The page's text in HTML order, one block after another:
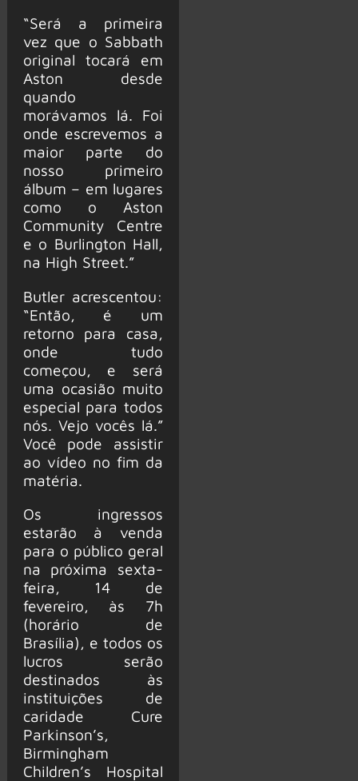
“Será a primeira
vez que o Sabbath
original tocará em
Aston desde
quando
morávamos lá. Foi
onde escrevemos a
maior parte do
nosso primeiro
álbum – em lugares
como o Aston
Community Centre
e o Burlington Hall,
na High Street.”
Butler acrescentou:
“Então, é um
retorno para casa,
onde tudo
começou, e será
uma ocasião muito
especial para todos
nós. Vejo vocês lá.”
Você pode assistir
ao vídeo no fim da
matéria.
Os ingressos
estarão à venda
para o público geral
na próxima sexta-
feira, 14 de
fevereiro, às 7h
(horário de
Brasília), e todos os
lucros serão
destinados às
instituições de
caridade Cure
Parkinson’s,
Birmingham
Children’s Hospital